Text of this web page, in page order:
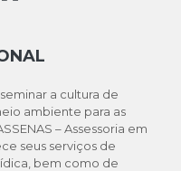
preservação
do lixo
emissão de gases
a cultura de
ambiente para as
– Assessoria em
seus serviços de
bem como de